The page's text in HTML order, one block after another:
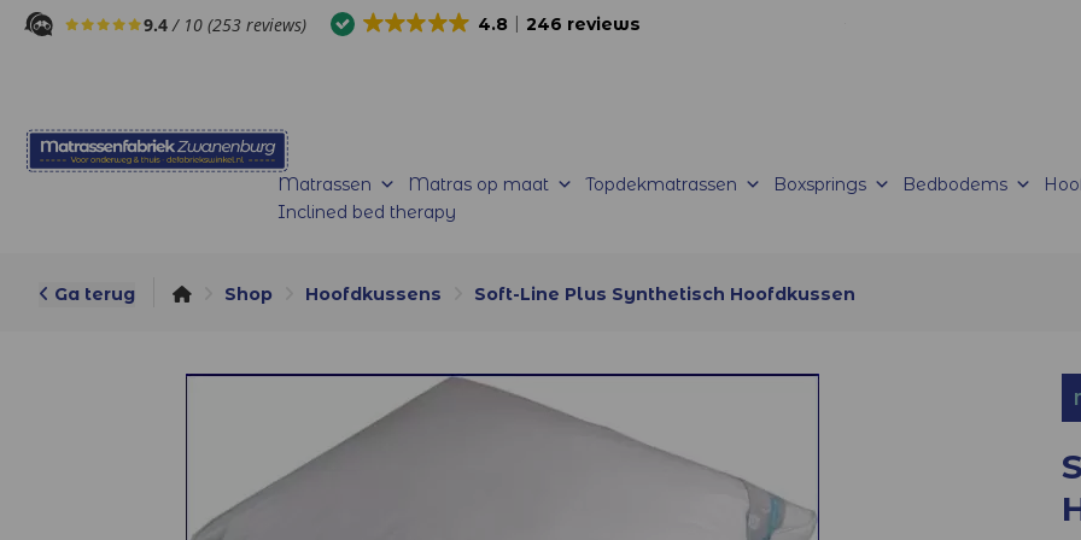
9.4 / 10 (253 reviews) 4.8 246 reviewskorte productietijden |
Matrassen Matras op maat Topdekmatrassen Boxsprings Bedbodems
Inclined bed therapy
Ga terug Shop Hoofdkussens Soft-Line Plus Synthetisch Hoofdkussen